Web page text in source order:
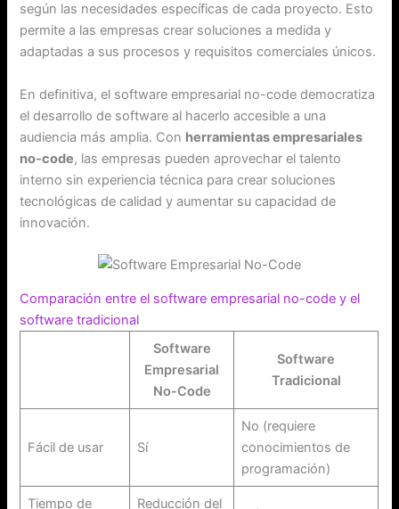
según las necesidades específicas de cada proyecto. Esto
permite a las empresas crear soluciones a medida y
adaptadas a sus procesos y requisitos comerciales únicos.
En definitiva, el software empresarial no-code democratiza
el desarrollo de software al hacerlo accesible a una
audiencia más amplia. Con herramientas empresariales
no-code, las empresas pueden aprovechar el talento
interno sin experiencia técnica para crear soluciones
tecnológicas de calidad y aumentar su capacidad de
innovación.
Comparación entre el software empresarial no-code y el
software tradicional
Software
Empresarial
No-Code
Software
Tradicional
Fácil de usar Sí
No (requiere
conocimientos de
programación)
Tiempo de Reducción del